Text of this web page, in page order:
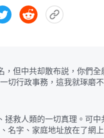
但中共却散布説，你們全
切行政事務，這我就琢磨
救人類的一切真理。可中
名字、家庭地址放在了網